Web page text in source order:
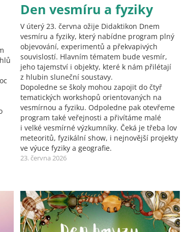
Den vesmíru a fyziky
V úterý 23. června ožije Didaktikon Dnem
vesmíru a fyziky, který nabídne program plný
objevování, experimentů a překvapivých
souvislostí. Hlavním tématem bude vesmír,
jeho tajemství i objekty, které k nám přilétají
z hlubin sluneční soustavy.
Dopoledne se školy mohou zapojit do čtyř
tematických workshopů orientovaných na
vesmírnou a fyziku. Odpoledne pak otevřeme
program také veřejnosti a přivítáme malé
i velké vesmírné výzkumníky. Čeká je třeba lov
meteoritů, fyzikální show, i nejnovější projekty
ve výuce fyziky a geografie.
23. června 2026